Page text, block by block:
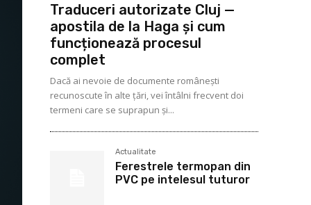
Traduceri autorizate Cluj —
apostila de la Haga și cum
funcționează procesul
complet
Dacă ai nevoie de documente românești
recunoscute în alte țări, vei întâlni frecvent doi
termeni care se suprapun și...
Actualitate
Ferestrele termopan din
PVC pe intelesul tuturor